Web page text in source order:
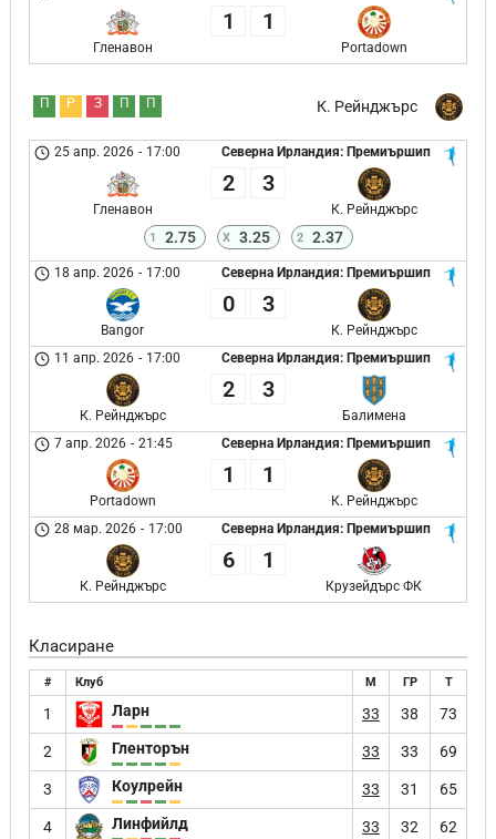
Гленавон
1 1
Portadown
К. Рейнджърс
П Р З П П
Северна Ирландия: Премиършип
25 апр. 2026 - 17:00
Гленавон
2 3
К. Рейнджърс
1 2.75 X 3.25 2 2.37
Северна Ирландия: Премиършип
18 апр. 2026 - 17:00
Bangor
0 3
К. Рейнджърс
Северна Ирландия: Премиършип
11 апр. 2026 - 17:00
К. Рейнджърс
2 3
Балимена
Северна Ирландия: Премиършип
7 апр. 2026 - 21:45
Portadown
1 1
К. Рейнджърс
Северна Ирландия: Премиършип
28 мар. 2026 - 17:00
К. Рейнджърс
6 1
Крузейдърс ФК
Класиране
# Клуб М ГР Т
1 Ларн 33 38 73
2 Гленторън 33 33 69
3 Коулрейн 33 31 65
4 Линфийлд 33 32 62